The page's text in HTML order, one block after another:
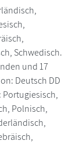
Schwedisch.
und 17
Deutsch DD
Portugiesisch,
Polnisch,